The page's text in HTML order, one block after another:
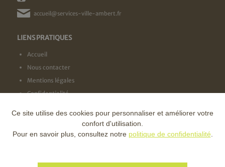
accueil@services-ville-ambert.fr
LIENS PRATIQUES
Accueil
Nous contacter
Mentions légales
Confidentialité
NOS LABELS
Ce site utilise des cookies pour personnaliser et améliorer votre
confort d'utilisation.
Pour en savoir plus, consultez notre politique de confidentialité